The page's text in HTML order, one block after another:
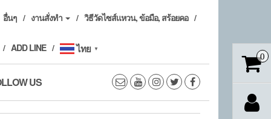
อื่นๆ งานสั่งทำ วิธีวัดไซส์แหวน, ข้อมือ, สร้อยคอ
ADD LINE ไทย ▼
US
0